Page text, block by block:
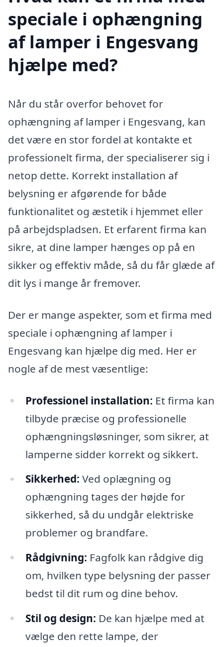
speciale i ophængning
af lamper i Engesvang
hjælpe med?
Når du står overfor behovet for
ophængning af lamper i Engesvang, kan
det være en stor fordel at kontakte et
professionelt firma, der specialiserer sig i
netop dette. Korrekt installation af
belysning er afgørende for både
funktionalitet og æstetik i hjemmet eller
på arbejdspladsen. Et erfarent firma kan
sikre, at dine lamper hænges op på en
sikker og effektiv måde, så du får glæde af
dit lys i mange år fremover.
Der er mange aspekter, som et firma med
speciale i ophængning af lamper i
Engesvang kan hjælpe dig med. Her er
nogle af de mest væsentlige:
Professionel installation: Et firma kan
tilbyde præcise og professionelle
ophængningsløsninger, som sikrer, at
lamperne sidder korrekt og sikkert.
Sikkerhed: Ved oplægning og
ophængning tages der højde for
sikkerhed, så du undgår elektriske
problemer og brandfare.
Rådgivning: Fagfolk kan rådgive dig
om, hvilken type belysning der passer
bedst til dit rum og dine behov.
Stil og design: De kan hjælpe med at
vælge den rette lampe, der